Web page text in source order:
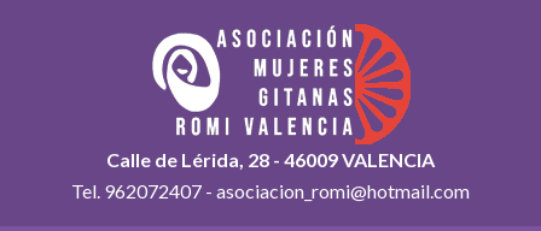
Calle de Lérida, 28 - 46009 VALENCIA
Tel. 962072407 - asociacion_romi@hotmail.com